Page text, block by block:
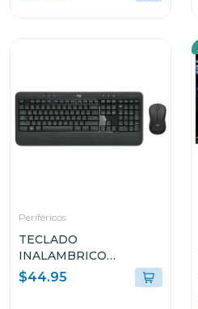
Periféricos
TECLADO
INALAMBRICO
ADVANCED LOGITECH
CON MOUSE
$44.95